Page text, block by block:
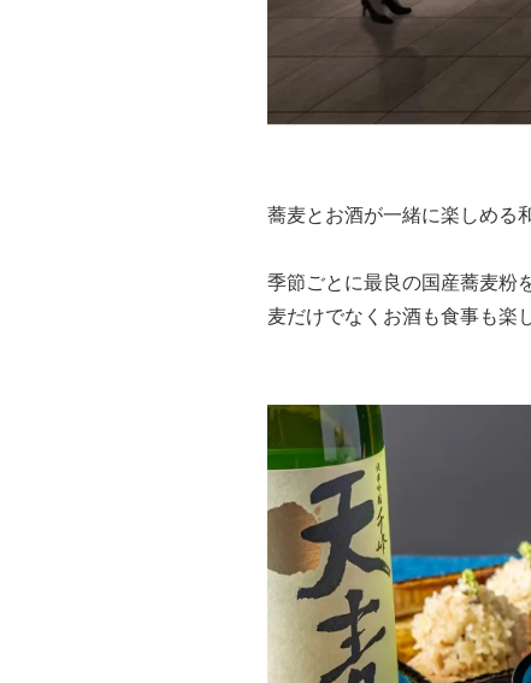
蕎麦とお酒が一緒に楽しめる
季節ごとに最良の国産蕎麦粉
麦だけでなくお酒も食事も楽